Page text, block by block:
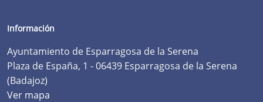
Información
Ayuntamiento de Esparragosa de la Serena
Plaza de España, 1 - 06439 Esparragosa de la Serena
(Badajoz)
Ver mapa